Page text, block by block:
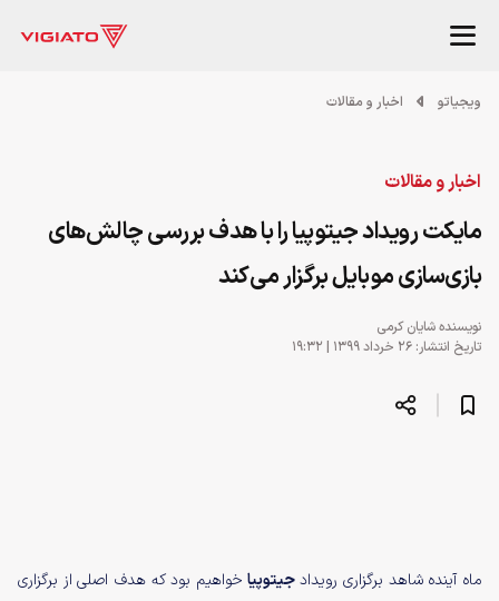
ویجیاتو اخبار و مقالات
اخبار و مقالات
مایکت رویداد جیتوپیا را با هدف بررسی چالش‌های
بازی‌سازی موبایل برگزار می‌کند
نویسندهشایان کرمی
تاریخ انتشار: ۲۶ خرداد ۱۳۹۹ | ۱۹:۳۲
ماه آینده شاهد برگزاری رویدادجیتوپیا خواهیم بود که هدف اصلی از برگزاری